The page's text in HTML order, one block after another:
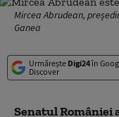
Mircea Abrudean,
Ganea
Urmărește Digi24în
Discover
Senatul României